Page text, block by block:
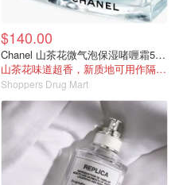
$140.00
Chanel 山茶花微气泡保湿啫喱霜50ml
山茶花味道超香，新质地可用作隔离+面霜
Shoppers Drug Mart